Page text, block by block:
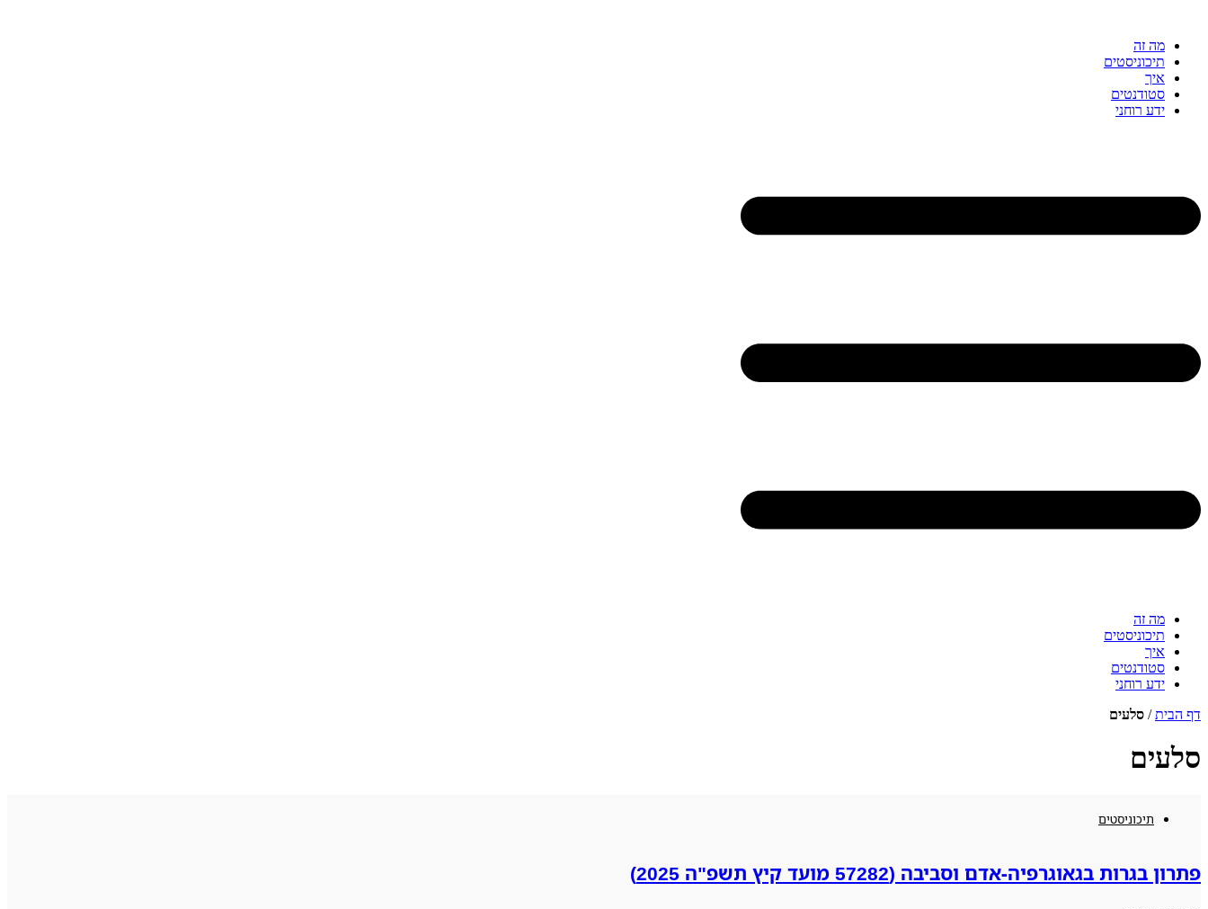
מה זה
תיכוניסטים
איך
סטודנטים
ידע רוחני
מה זה
תיכוניסטים
איך
סטודנטים
ידע רוחני
דף הבית/ סלעים
סלעים
תיכוניסטים
פתרון בגרות בגאוגרפיה-אדם וסביבה (57282 מועד קיץ תשפ"ה 2025)